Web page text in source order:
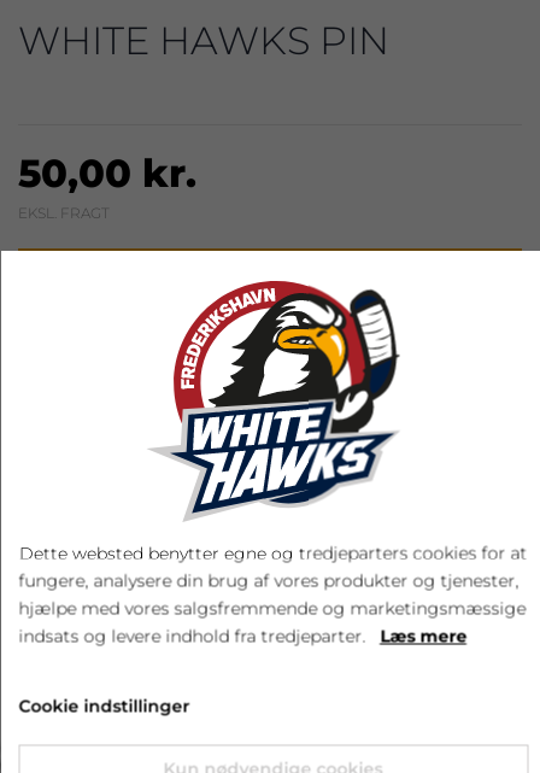
WHITE HAWKS PIN
50,00 kr.
EKSL. FRAGT
LÆG I KURV
RELATEREDE PRODUKTER
‹ ›
Dette websted benytter egne og tredjeparters cookies for at
fungere, analysere din brug af vores produkter og tjenester,
hjælpe med vores salgsfremmende og marketingsmæssige
indsats og levere indhold fra tredjeparter. Læs mere
Cookie indstillinger